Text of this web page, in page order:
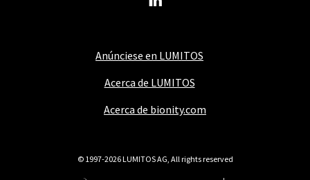
Anúnciese en LUMITOS
Acerca de LUMITOS
Acerca de bionity.com
© 1997-2026 LUMITOS AG, All rights reserved